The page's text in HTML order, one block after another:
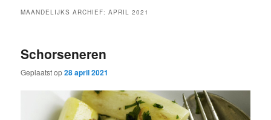
MAANDELIJKS ARCHIEF:APRIL 2021
Schorseneren
Geplaatst op28 april 2021